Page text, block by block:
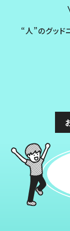
“人”のグッド